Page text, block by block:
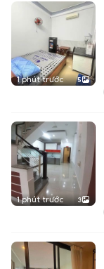
1 phút trước 5
1 phút trước 3